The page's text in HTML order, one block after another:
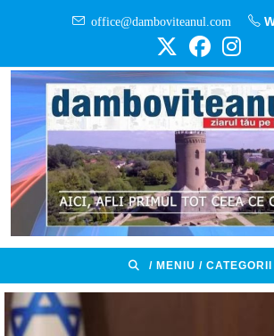
office@damboviteanul.com
/ MENIU / CATEGORII